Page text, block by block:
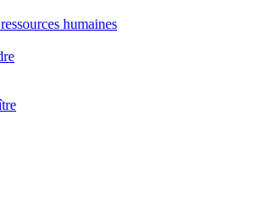
humaines